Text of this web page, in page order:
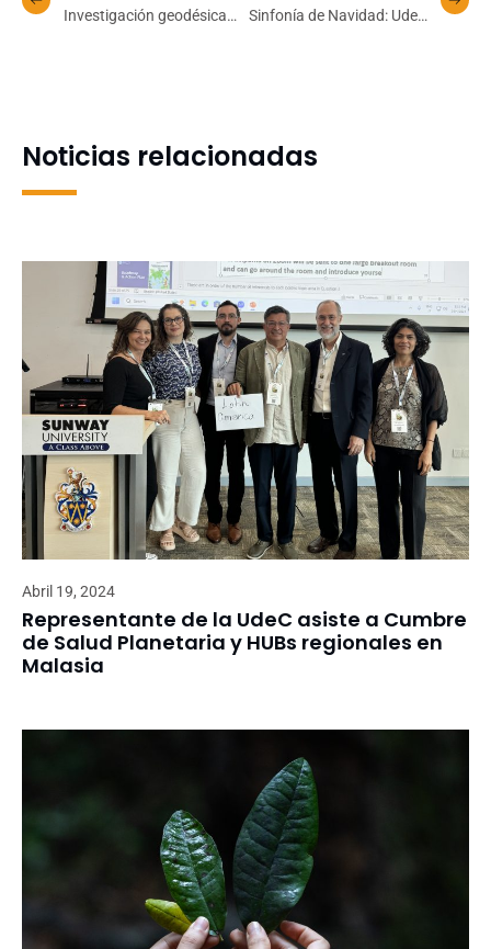
Investigación geodésica
Sinfonía de Navidad: UdeC
Noticias relacionadas
Abril 19, 2024
Representante de la UdeC asiste a Cumbre
de Salud Planetaria y HUBs regionales en
Malasia